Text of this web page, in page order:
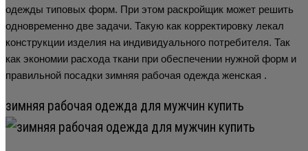
одежды типовых форм. При этом раскройщик может решить
одновременно две задачи. Такую как корректировку лекал
конструкции изделия на индивидуального потребителя. Так
как экономии расхода ткани при обеспечении нужной форм и
правильной посадки зимняя рабочая одежда женская .
зимняя рабочая одежда для мужчин купить